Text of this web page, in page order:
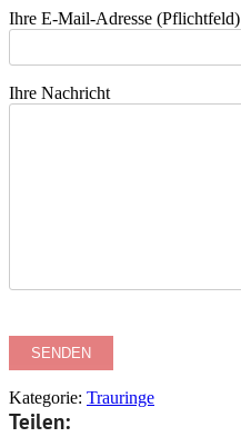
Ihre E-Mail-Adresse (Pflichtfeld)
Ihre Nachricht
Kategorie: Trauringe
Teilen: